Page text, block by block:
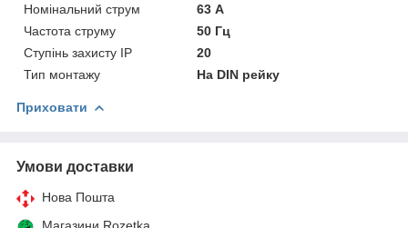
Номінальний струм
63 А
Частота струму
50 Гц
Ступінь захисту IP
20
Тип монтажу
На DIN рейку
Приховати
Умови доставки
Нова Пошта
Магазини Rozetka